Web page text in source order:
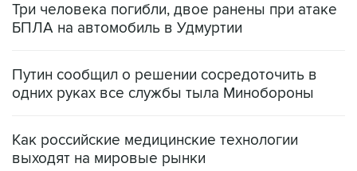
Три человека погибли, двое ранены при атаке
БПЛА на автомобиль в Удмуртии
Путин сообщил о решении сосредоточить в
одних руках все службы тыла Минобороны
Как российские медицинские технологии
выходят на мировые рынки